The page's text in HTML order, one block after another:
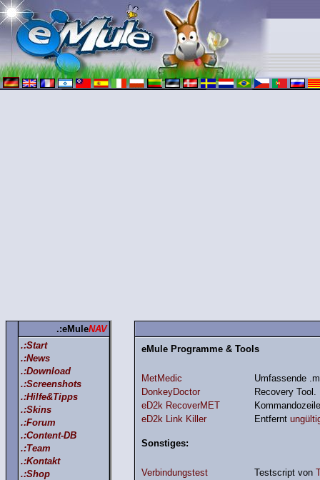
.:eMuleNAV
.:Start
.:News
.:Download
.:Screenshots
.:Hilfe&Tipps
.:Skins
.:Forum
.:Content-DB
.:Team
.:Kontakt
.:Shop
eMule Programme & Tools
MetMedic
Umfassende
DonkeyDoctor
Recovery
eD2k RecoverMET
eD2k Link Killer
Entfernt
Sonstiges:
Verbindungstest Testscript von